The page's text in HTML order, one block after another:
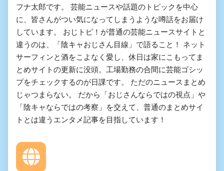
フナ太郎です。 芸能ニュースや話題のトピックを中心
に、皆さんがつい気になってしまうような噂話をお届け
しています。 おじトピ！が普通の芸能ニュースサイトと
違うのは、「陰キャおじさん目線」で語ること！ ネット
サーフィンと酒をこよなく愛し、休日は家にこもってま
とめサイトの更新に没頭。工場勤務の合間に芸能ゴシッ
プをチェックするのが日課です。 ただのニュースまとめ
じゃつまらない。 だから「おじさんならではの視点」や
「陰キャならではの考察」を交えて、普通のまとめサイ
トとは違うエンタメ記事を目指しています！